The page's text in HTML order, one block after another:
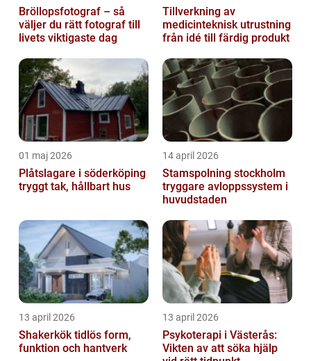
Bröllopsfotograf – så
väljer du rätt fotograf till
livets viktigaste dag
Tillverkning av
medicinteknisk utrustning
från idé till färdig produkt
01 maj 2026
Plåtslagare i söderköping
tryggt tak, hållbart hus
14 april 2026
Stamspolning stockholm
tryggare avloppssystem i
huvudstaden
13 april 2026
Shakerkök tidlös form,
funktion och hantverk
13 april 2026
Psykoterapi i Västerås:
Vikten av att söka hjälp